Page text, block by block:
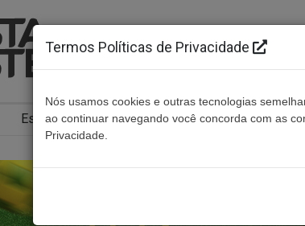
Especiais Cidades Ouça ao vivo
Termos Políticas de Privacidade
Nós usamos cookies e outras tecnologias
ao continuar navegando você concorda com as
Privacidade.